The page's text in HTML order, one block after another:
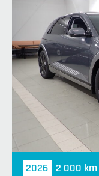
2026 2 000 km